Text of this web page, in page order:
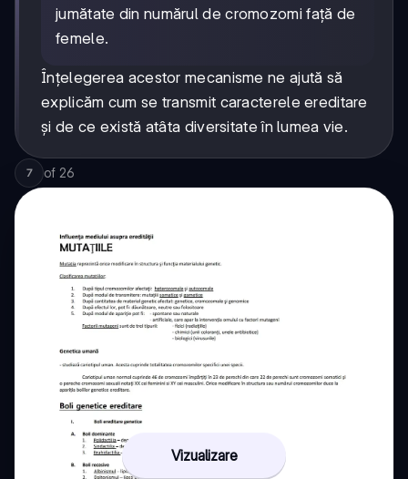
jumătate din numărul de cromozomi față de
femele.
Înțelegerea acestor mecanisme ne ajută să
explicăm cum se transmit caracterele ereditare
și de ce există atâta diversitate în lumea vie.
7 of 26
Vizualizare